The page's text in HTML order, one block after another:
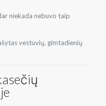
niekada nebuvo taip
vestuvių, gimtadienių